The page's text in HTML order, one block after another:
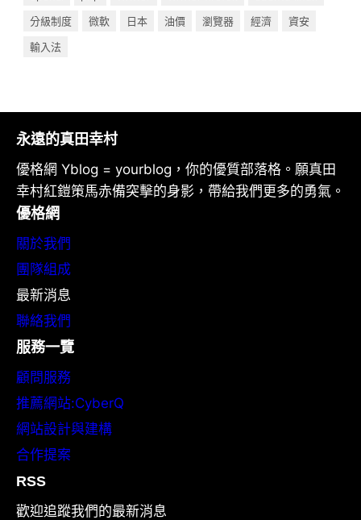
分級制度
微軟 日本 油價 瀏覽器 經濟
資安
輸入法
永遠的真田幸村
優格網 Yblog = yourblog，你的優質部落格。願真田
幸村紅鎧策馬赤備突擊的身影，帶給我們更多的勇氣。
優格網
關於我們
團隊組成
最新消息
聯絡我們
服務一覽
顧問服務
推薦網站:CyberQ
網站設計與建構
合作提案
RSS
歡迎追蹤我們的最新消息